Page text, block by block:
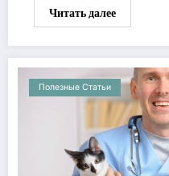
Читать далее
Полезные Статьи